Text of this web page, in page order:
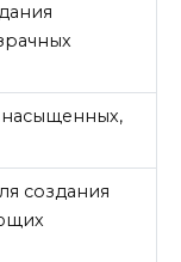
насыщенных,
создания